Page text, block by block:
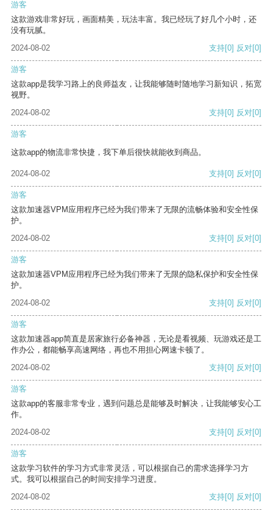
游客
这款游戏非常好玩，画面精美，玩法丰富。我已经玩了好几个小时，还
没有玩腻。
2024-08-02
支持[0] 反对[0]
游客
这款app是我学习路上的良师益友，让我能够随时随地学习新知识，拓宽
视野。
2024-08-02
支持[0] 反对[0]
游客
这款app的物流非常快捷，我下单后很快就能收到商品。
2024-08-02 支持[0] 反对[0]
游客
这款加速器VPM应用程序已经为我们带来了无限的流畅体验和安全性保
护。
2024-08-02
支持[0] 反对[0]
游客
这款加速器VPM应用程序已经为我们带来了无限的隐私保护和安全性保
护。
2024-08-02
支持[0] 反对[0]
游客
这款加速器app简直是居家旅行必备神器，无论是看视频、玩游戏还是工
作办公，都能畅享高速网络，再也不用担心网速卡顿了。
2024-08-02
支持[0] 反对[0]
游客
这款app的客服非常专业，遇到问题总是能够及时解决，让我能够安心工
作。
2024-08-02
支持[0] 反对[0]
游客
这款学习软件的学习方式非常灵活，可以根据自己的需求选择学习方
式。我可以根据自己的时间安排学习进度。
2024-08-02
支持[0] 反对[0]